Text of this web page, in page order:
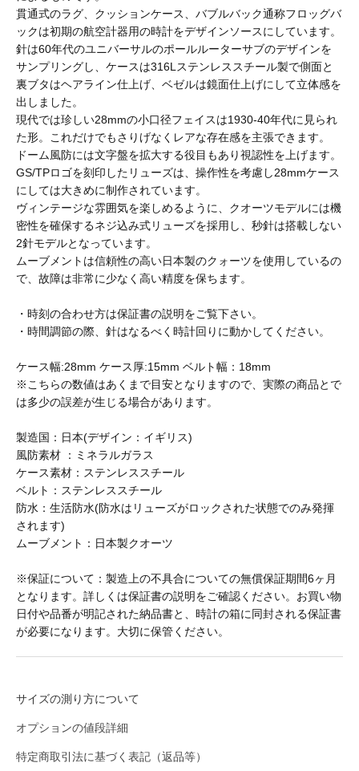
貫通式のラグ、クッションケース、バブルバック通称フロッグバ
ックは初期の航空計器用の時計をデザインソースにしています。
針は60年代のユニバーサルのポールルーターサブのデザインを
サンプリングし、ケースは316Lステンレススチール製で側面と
裏ブタはヘアライン仕上げ、ベゼルは鏡面仕上げにして立体感を
出しました。
現代では珍しい28mmの小口径フェイスは1930-40年代に見られ
た形。これだけでもさりげなくレアな存在感を主張できます。
ドーム風防には文字盤を拡大する役目もあり視認性を上げます。
GS/TPロゴを刻印したリューズは、操作性を考慮し28mmケース
にしては大きめに制作されています。
ヴィンテージな雰囲気を楽しめるように、クオーツモデルには機
密性を確保するネジ込み式リューズを採用し、秒針は搭載しない
2針モデルとなっています。
ムーブメントは信頼性の高い日本製のクォーツを使用しているの
で、故障は非常に少なく高い精度を保ちます。
・時刻の合わせ方は保証書の説明をご覧下さい。
・時間調節の際、針はなるべく時計回りに動かしてください。
ケース幅:28mm ケース厚:15mm ベルト幅：18mm
※こちらの数値はあくまで目安となりますので、実際の商品とで
は多少の誤差が生じる場合があります。
製造国：日本(デザイン：イギリス)
風防素材 ：ミネラルガラス
ケース素材：ステンレススチール
ベルト：ステンレススチール
防水：生活防水(防水はリューズがロックされた状態でのみ発揮
されます)
ムーブメント：日本製クオーツ
※保証について：製造上の不具合についての無償保証期間6ヶ月
となります。詳しくは保証書の説明をご確認ください。お買い物
日付や品番が明記された納品書と、時計の箱に同封される保証書
が必要になります。大切に保管ください。
サイズの測り方について
オプションの値段詳細
特定商取引法に基づく表記（返品等）
BUZZ RICKSON'S
CalTop
caocao watch
Carhartt
Champion
CHURCHILL GLOVE
CONCHON QUINETTE
CONVERSE
Cotton Expressions
DEHEN